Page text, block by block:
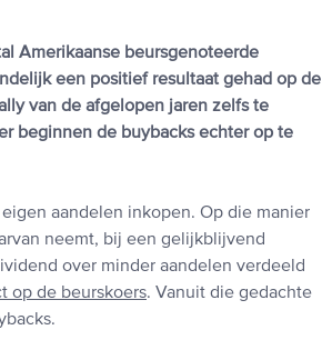
Amerikaanse beursgenoteerde
een positief resultaat gehad op de
van de afgelopen jaren zelfs te
beginnen de buybacks echter op te
aandelen inkopen. Op die manier
neemt, bij een gelijkblijvend
over minder aandelen verdeeld
op de beurskoers. Vanuit die gedachte